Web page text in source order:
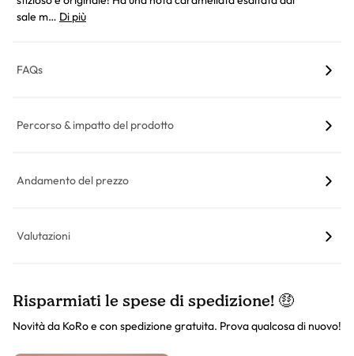
sale m… Di più
FAQs
Percorso & impatto del prodotto
Andamento del prezzo
Valutazioni
Risparmiati le spese di spedizione! 🤑
Novità da KoRo e con spedizione gratuita. Prova qualcosa di nuovo!